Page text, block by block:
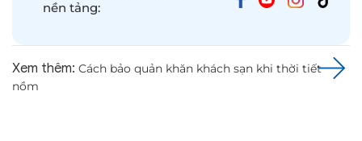
nền tảng:
Xem thêm: Cách bảo quản khăn khách sạn khi thời tiết
nồm